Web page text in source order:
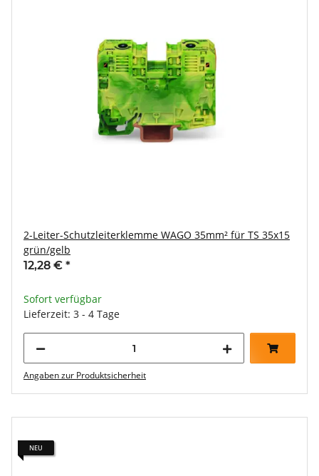
2-Leiter-Schutzleiterklemme WAGO 35mm² für TS 35x15
grün/gelb
12,28 € *
Sofort verfügbar
Lieferzeit: 3 - 4 Tage
Angaben zur Produktsicherheit
NEU